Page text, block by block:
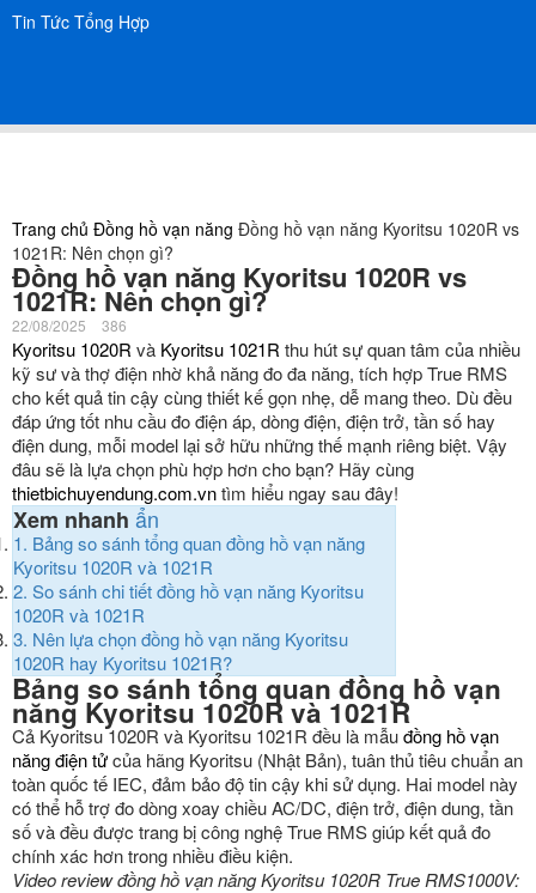
Tin Tức Tổng Hợp
Trang chủ Đồng hồ vạn năng Đồng hồ vạn năng Kyoritsu 1020R vs
1021R: Nên chọn gì?
Đồng hồ vạn năng Kyoritsu 1020R vs
1021R: Nên chọn gì?
22/08/2025 386
Kyoritsu 1020R và Kyoritsu 1021R thu hút sự quan tâm của nhiều
kỹ sư và thợ điện nhờ khả năng đo đa năng, tích hợp True RMS
cho kết quả tin cậy cùng thiết kế gọn nhẹ, dễ mang theo. Dù đều
đáp ứng tốt nhu cầu đo điện áp, dòng điện, điện trở, tần số hay
điện dung, mỗi model lại sở hữu những thế mạnh riêng biệt. Vậy
đâu sẽ là lựa chọn phù hợp hơn cho bạn? Hãy cùng
thietbichuyendung.com.vntìm hiểu ngay sau đây!
Xem nhanh ẩn
1. Bảng so sánh tổng quan đồng hồ vạn năng
Kyoritsu 1020R và 1021R
2. So sánh chi tiết đồng hồ vạn năng Kyoritsu
1020R và 1021R
3. Nên lựa chọn đồng hồ vạn năng Kyoritsu
1020R hay Kyoritsu 1021R?
Bảng so sánh tổng quan đồng hồ vạn
năng Kyoritsu 1020R và 1021R
Cả Kyoritsu 1020R và Kyoritsu 1021R đều là mẫuđồng hồ vạn
năng điện tửcủa hãng Kyoritsu (Nhật Bản), tuân thủ tiêu chuẩn an
toàn quốc tế IEC, đảm bảo độ tin cậy khi sử dụng. Hai model này
có thể hỗ trợ đo dòng xoay chiều AC/DC, điện trở, điện dung, tần
số và đều được trang bị công nghệ True RMS giúp kết quả đo
chính xác hơn trong nhiều điều kiện.
Video review đồng hồ vạn năng Kyoritsu 1020R True RMS1000V: